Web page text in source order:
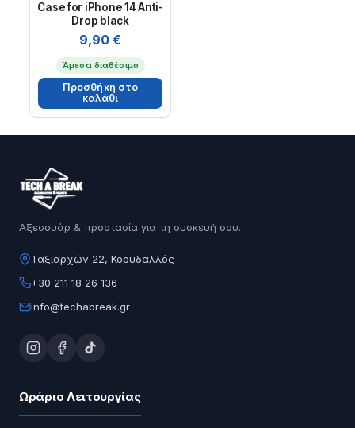
Case for iPhone 14 Anti-
Drop black
9,90€
Άμεσα διαθέσιμο
Προσθήκη στο
καλάθι
Αξεσουάρ & προστασία για τη συσκευή σου.
Ταξιαρχών 22, Κορυδαλλός
+30 211 18 26 136
info@techabreak.gr
Ωράριο Λειτουργίας